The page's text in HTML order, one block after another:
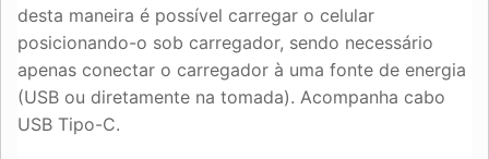
desta maneira é possível carregar o celular
posicionando-o sob carregador, sendo necessário
apenas conectar o carregador à uma fonte de energia
(USB ou diretamente na tomada). Acompanha cabo
USB Tipo-C.